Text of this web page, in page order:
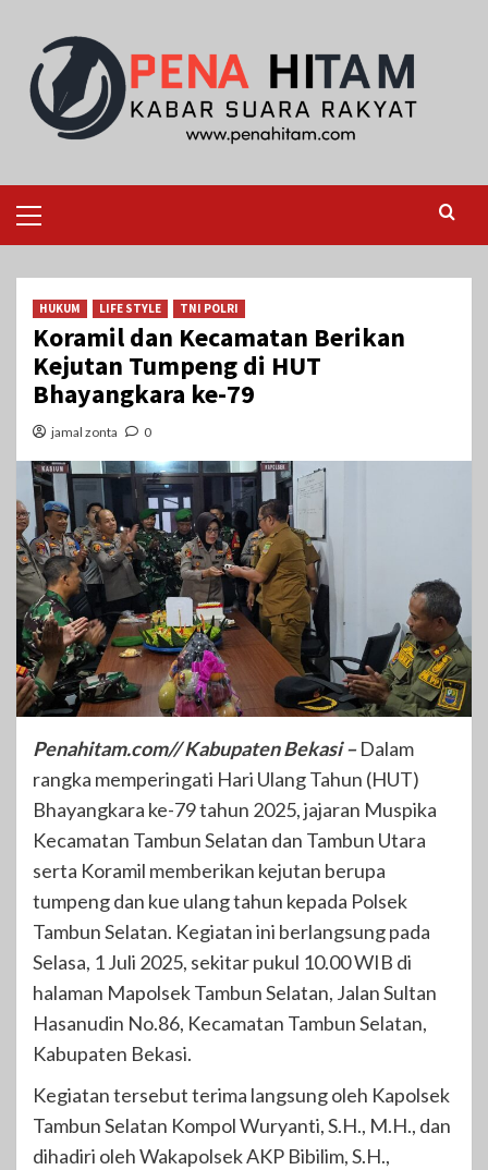
content
Menu
HUKUM LIFE STYLE TNI POLRI
Koramil dan Kecamatan Berikan
Kejutan Tumpeng di HUT
Bhayangkara ke-79
jamal zonta 0
Penahitam.com// Kabupaten Bekasi –Dalam
rangka memperingati Hari Ulang Tahun (HUT)
Bhayangkara ke-79 tahun 2025, jajaran Muspika
Kecamatan Tambun Selatan dan Tambun Utara
serta Koramil memberikan kejutan berupa
tumpeng dan kue ulang tahun kepada Polsek
Tambun Selatan. Kegiatan ini berlangsung pada
Selasa, 1 Juli 2025, sekitar pukul 10.00 WIB di
halaman Mapolsek Tambun Selatan, Jalan Sultan
Hasanudin No.86, Kecamatan Tambun Selatan,
Kabupaten Bekasi.
Kegiatan tersebut terima langsung oleh Kapolsek
Tambun Selatan Kompol Wuryanti, S.H., M.H., dan
dihadiri oleh Wakapolsek AKP Bibilim, S.H.,